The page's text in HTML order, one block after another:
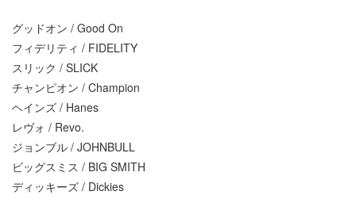
グッドオン / Good On
フィデリティ / FIDELITY
スリック / SLICK
チャンピオン / Champion
ヘインズ / Hanes
レヴォ / Revo.
ジョンブル / JOHNBULL
ビッグスミス / BIG SMITH
ディッキーズ / Dickies